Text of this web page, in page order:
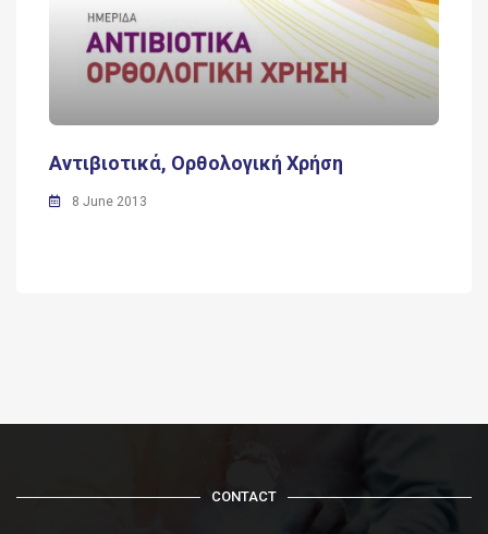
Αντιβιοτικά, Ορθολογική Χρήση
8 June 2013
CONTACT